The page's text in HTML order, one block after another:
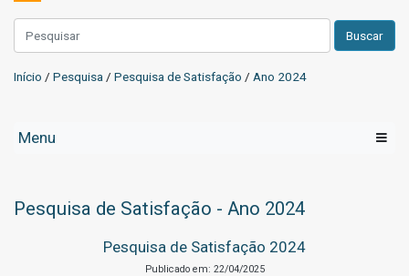
Buscar
Início / Pesquisa / Pesquisa de Satisfação / Ano 2024
Menu
Pesquisa de Satisfação - Ano 2024
Pesquisa de Satisfação 2024
Publicado em: 22/04/2025